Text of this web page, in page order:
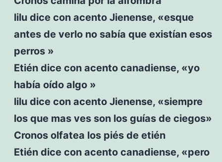
lilu dice con acento Jienense, «esque
antes de verlo no sabía que existían esos
perros »
Etién dice con acento canadiense, «yo
había oído algo »
lilu dice con acento Jienense, «siempre
los que mas ves son los guías de ciegos»
Cronos olfatea los piés de etién
Etién dice con acento canadiense, «pero